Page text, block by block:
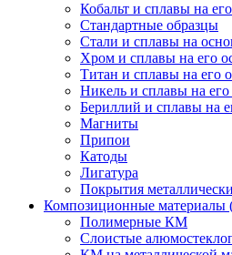
Кобальт и сплавы на
Стандартные образцы
Стали и сплавы на
Хром и сплавы на его
Титан и сплавы на его
Никель и сплавы на его
Бериллий и сплавы на
Магниты
Припои
Катоды
Лигатура
Покрытия
Композиционные
Полимерные КМ
Слоистые